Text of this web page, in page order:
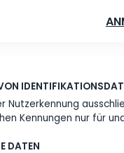
6- ERHEBUNG
Verwendung der
Ihre elektronischen